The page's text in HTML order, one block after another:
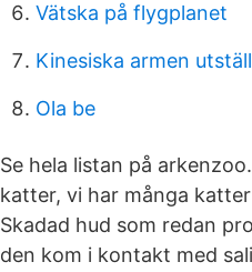
Vätska på flygplanet
Kinesiska armen
Ola be
Se hela listan på
katter, vi har många
Skadad hud som redan
den kom i kontakt med